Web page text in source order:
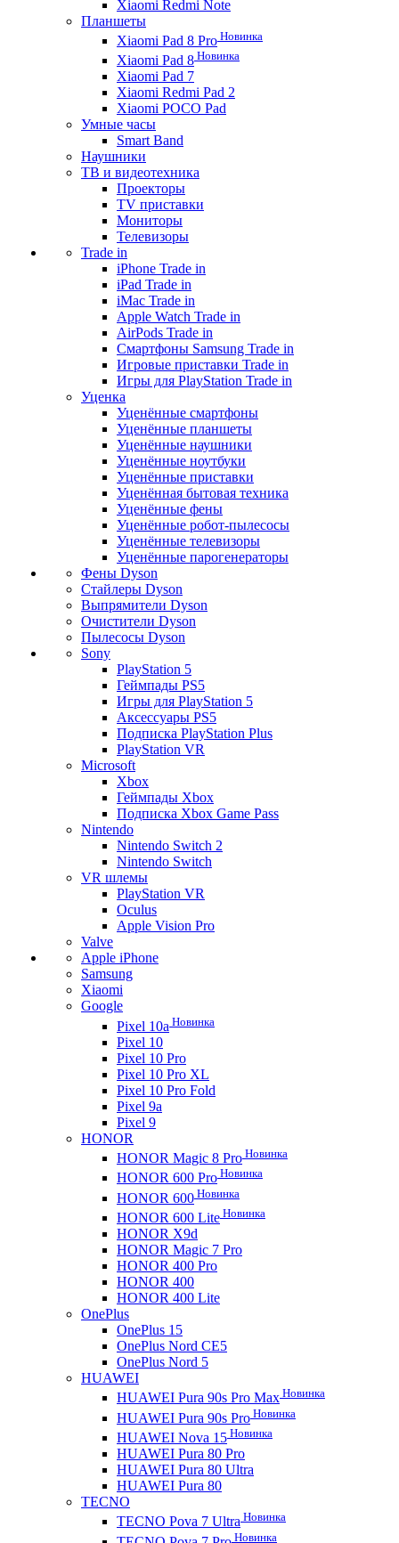
Xiaomi Redmi Note
Планшеты
Xiaomi Pad 8 Pro Новинка
Xiaomi Pad 8 Новинка
Xiaomi Pad 7
Xiaomi Redmi Pad 2
Xiaomi POCO Pad
Умные часы
Smart Band
Наушники
ТВ и видеотехника
Проекторы
TV приставки
Мониторы
Телевизоры
Trade in
iPhone Trade in
iPad Trade in
iMac Trade in
Apple Watch Trade in
AirPods Trade in
Смартфоны Samsung Trade in
Игровые приставки Trade in
Игры для PlayStation Trade in
Уценка
Уценённые смартфоны
Уценённые планшеты
Уценённые наушники
Уценённые ноутбуки
Уценённые приставки
Уценённая бытовая техника
Уценённые фены
Уценённые робот-пылесосы
Уценённые телевизоры
Уценённые парогенераторы
Фены Dyson
Стайлеры Dyson
Выпрямители Dyson
Очистители Dyson
Пылесосы Dyson
Sony
PlayStation 5
Геймпады PS5
Игры для PlayStation 5
Аксессуары PS5
Подписка PlayStation Plus
PlayStation VR
Microsoft
Xbox
Геймпады Xbox
Подписка Xbox Game Pass
Nintendo
Nintendo Switch 2
Nintendo Switch
VR шлемы
PlayStation VR
Oculus
Apple Vision Pro
Valve
Apple iPhone
Samsung
Xiaomi
Google
Pixel 10a Новинка
Pixel 10
Pixel 10 Pro
Pixel 10 Pro XL
Pixel 10 Pro Fold
Pixel 9a
Pixel 9
HONOR
HONOR Magic 8 Pro Новинка
HONOR 600 Pro Новинка
HONOR 600 Новинка
HONOR 600 Lite Новинка
HONOR X9d
HONOR Magic 7 Pro
HONOR 400 Pro
HONOR 400
HONOR 400 Lite
OnePlus
OnePlus 15
OnePlus Nord CE5
OnePlus Nord 5
HUAWEI
HUAWEI Pura 90s Pro Max Новинка
HUAWEI Pura 90s Pro Новинка
HUAWEI Nova 15 Новинка
HUAWEI Pura 80 Pro
HUAWEI Pura 80 Ultra
HUAWEI Pura 80
TECNO
TECNO Pova 7 Ultra Новинка
Новинка